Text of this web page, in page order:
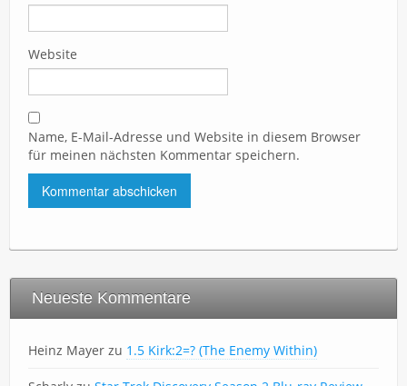
Website
Name, E-Mail-Adresse und Website in diesem Browser
für meinen nächsten Kommentar speichern.
Neueste Kommentare
Heinz Mayer zu 1.5 Kirk:2=? (The Enemy Within)